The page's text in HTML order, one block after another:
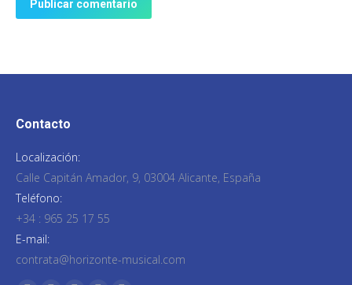
Publicar comentario
Contacto
Localización:
Calle Capitán Amador, 9, 03004 Alicante, España
Teléfono:
+34 : 965 25 17 55
E-mail:
contrata@horizonte-musical.com